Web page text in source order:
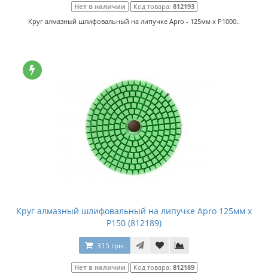
Нет в наличии Код товара: 812193
Круг алмазный шлифовальный на липучке Apro - 125мм x P1000..
Круг алмазный шлифовальный на липучке Apro 125мм x
P150 (812189)
315 грн.
Нет в наличии Код товара: 812189